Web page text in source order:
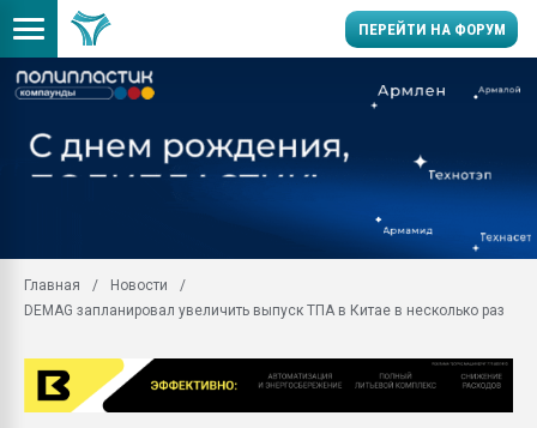
ПЕРЕЙТИ НА ФОРУМ
заводу пластмасс"
Подмосковье, Москва
28.07.2026
Главная
Новости
DEMAG запланировал увеличить выпуск ТПА в Китае в несколько раз